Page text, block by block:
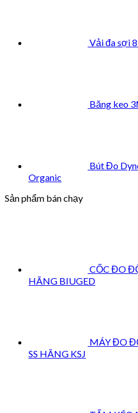
Vải đa sợi
Băng keo
Bút Đo
Organic
Sản phẩm bán chạy
CỐC ĐO
HÃNG BIUGED
MÁY ĐO
SS HÃNG KSJ